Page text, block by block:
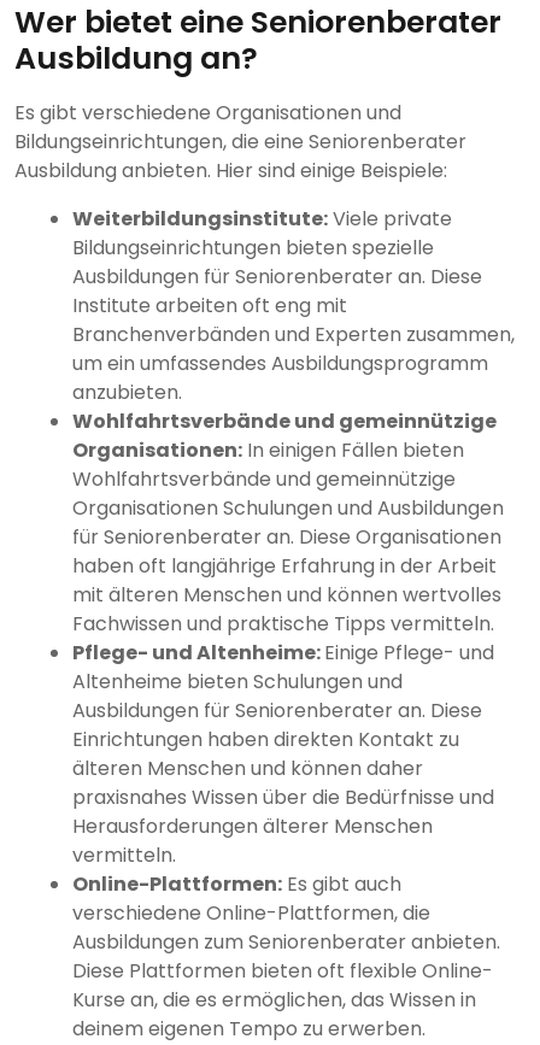
Wer bietet eine Seniorenberater
Ausbildung an?
Es gibt verschiedene Organisationen und
Bildungseinrichtungen, die eine Seniorenberater
Ausbildung anbieten. Hier sind einige Beispiele:
Weiterbildungsinstitute:Viele private
Bildungseinrichtungen bieten spezielle
Ausbildungen für Seniorenberater an. Diese
Institute arbeiten oft eng mit
Branchenverbänden und Experten zusammen,
um ein umfassendes Ausbildungsprogramm
anzubieten.
Wohlfahrtsverbände und gemeinnützige
Organisationen: In einigen Fällen bieten
Wohlfahrtsverbände und gemeinnützige
Organisationen Schulungen und Ausbildungen
für Seniorenberater an. Diese Organisationen
haben oft langjährige Erfahrung in der Arbeit
mit älteren Menschen und können wertvolles
Fachwissen und praktische Tipps vermitteln.
Pflege- und Altenheime:Einige Pflege- und
Altenheime bieten Schulungen und
Ausbildungen für Seniorenberater an. Diese
Einrichtungen haben direkten Kontakt zu
älteren Menschen und können daher
praxisnahes Wissen über die Bedürfnisse und
Herausforderungen älterer Menschen
vermitteln.
Online-Plattformen: Es gibt auch
verschiedene Online-Plattformen, die
Ausbildungen zum Seniorenberater anbieten.
Diese Plattformen bieten oft flexible Online-
Kurse an, die es ermöglichen, das Wissen in
deinem eigenen Tempo zu erwerben.